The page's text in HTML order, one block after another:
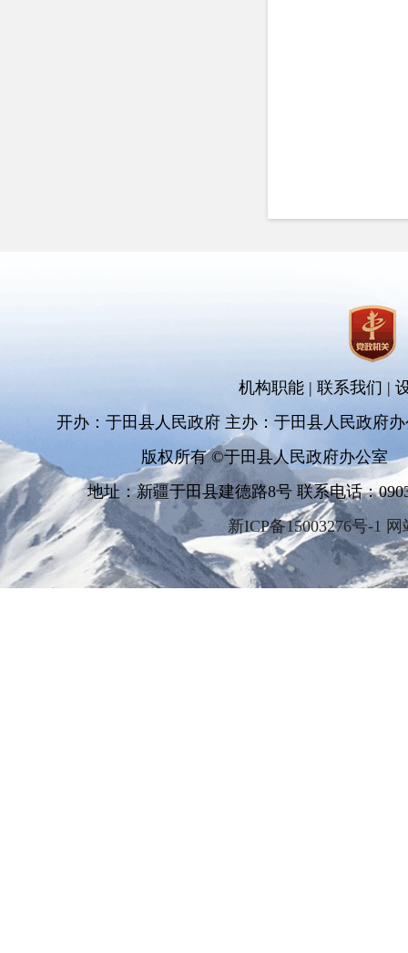
机构职能 | 联系我们 |
开办：于田县人民政府 主办：于田县人民政府
版权所有 ©于田县人民政府办公室
地址：新疆于田县建德路8号 联系电话：
新ICP备15003276号-1